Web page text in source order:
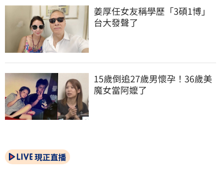
姜厚任女友稱學歷「3碩1博」
台大發聲了
15歲倒追27歲男懷孕！36歲美
魔女當阿嬤了
現正直播